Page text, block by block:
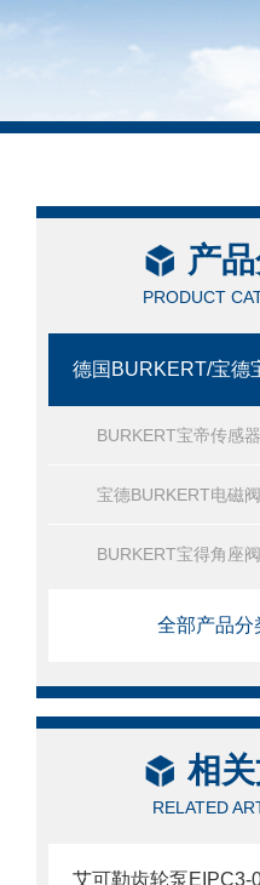
产
PRODUCT
德国BURKERT/宝德
BURKERT宝帝传感器
宝德BURKERT电磁阀
BURKERT宝得角座阀
全部产品分
相
RELATED
艾可勒齿轮泵EIPC3-